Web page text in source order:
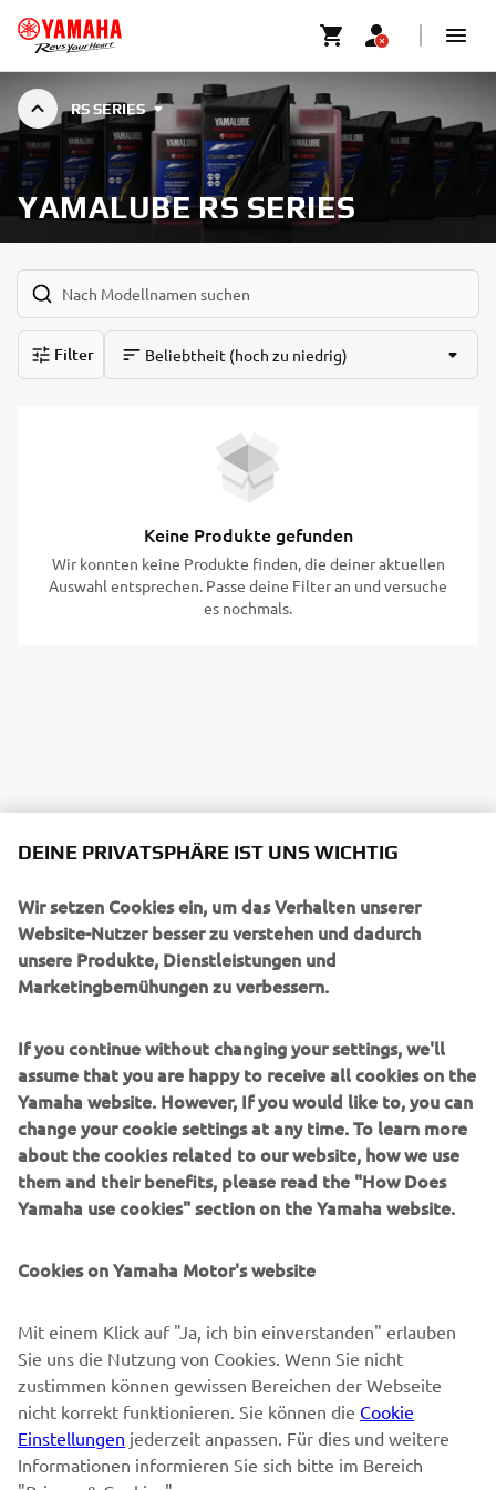
RS SERIES
YAMALUBE RS SERIES
Filter Beliebtheit (hoch zu niedrig)
Keine Produkte gefunden
Wir konnten keine Produkte finden, die deiner aktuellen
Auswahl entsprechen. Passe deine Filter an und versuche
es nochmals.
UNTERNEHMEN
B2B
MEHR YAMAHA
SUPPORT
NEWSLETTER
Sonderveranstaltungen, Neuerscheinungen und vielem mehr.
ABONNIEREN
Lesen Sie unsere Datenschutzrichtlinie, um zu erfahren, wie wir
Ihre persönlichen Daten verarbeiten: Datenschutzerklärung
DEINE PRIVATSPHÄRE IST UNS WICHTIG
Wir setzen Cookies ein, um das Verhalten unserer
Website-Nutzer besser zu verstehen und dadurch
unsere Produkte, Dienstleistungen und
Marketingbemühungen zu verbessern.
If you continue without changing your settings, we'll
assume that you are happy to receive all cookies on the
Yamaha website. However, If you would like to, you can
change your cookie settings at any time. To learn more
about the cookies related to our website, how we use
them and their benefits, please read the "How Does
Yamaha use cookies" section on the Yamaha website.
Cookies on Yamaha Motor's website
Mit einem Klick auf "Ja, ich bin einverstanden" erlauben
Sie uns die Nutzung von Cookies. Wenn Sie nicht
zustimmen können gewissen Bereichen der Webseite
nicht korrekt funktionieren. Sie können die Cookie
Einstellungen jederzeit anpassen. Für dies und weitere
Informationen informieren Sie sich bitte im Bereich